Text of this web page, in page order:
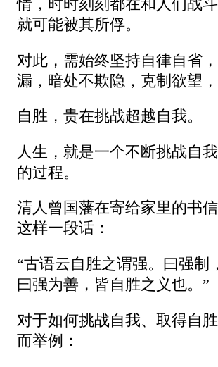
情，时时刻刻都在和人们战
就可能被其所俘。
对此，需始终坚持自律自省
漏，暗处不欺隐，克制欲望，
自胜，贵在挑战超越自我。
人生，就是一个不断挑战自
的过程。
清人曾国藩在寄给家里的书
这样一段话：
“古语云自胜之谓强。曰强制
曰强为善，皆自胜之义也。”
对于如何挑战自我、取得自
而举例：